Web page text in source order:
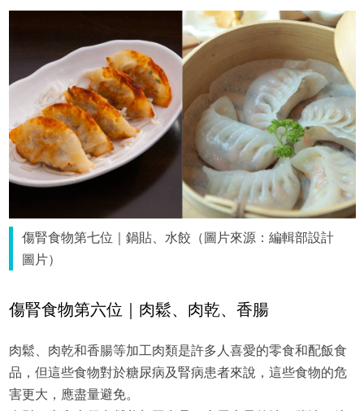
傷腎食物第七位｜鍋貼、水餃（圖片來源：編輯部設計
圖片）
傷腎食物第六位｜肉鬆、肉乾、香腸
肉鬆、肉乾和香腸等加工肉類是許多人喜愛的零食和配飯食
品，但這些食物對於糖尿病及腎病患者來說，這些食物的危
害更大，應盡量避免。